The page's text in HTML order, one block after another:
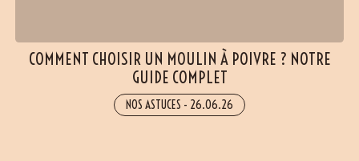
COMMENT CHOISIR UN MOULIN À POIVRE ? NOTRE
GUIDE COMPLET
NOS ASTUCES - 26.06.26